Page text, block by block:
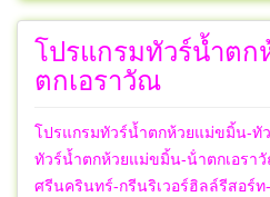
โปรแกรมทัวร์น้ำต
ตกเอราวัณ
โปรแกรมทัวร์น้ำตกห้วยแม่ขมิ้น-ทั
ทัวร์น้ำตกห้วยแม่ขมิ้น-น้ําตกเอรา
ศรีนครินทร์-กรีนริเวอร์ฮิลล์รีสอร์